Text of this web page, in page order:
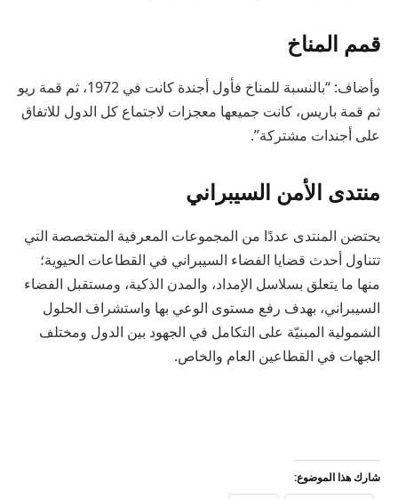
قمم المناخ
وأضاف: “بالنسبة للمناخ فأول أجندة كانت في 1972، ثم قمة ريو
ثم قمة باريس، كانت جميعها معجزات لاجتماع كل الدول للاتفاق
على أجندات مشتركة”.
منتدى الأمن السيبراني
يحتضن المنتدى عددًا من المجموعات المعرفية المتخصصة التي
تتناول أحدث قضايا الفضاء السيبراني في القطاعات الحيوية؛
منها ما يتعلق بسلاسل الإمداد، والمدن الذكية، ومستقبل الفضاء
السيبراني، بهدف رفع مستوى الوعي بها واستشراف الحلول
الشمولية المبنيّة على التكامل في الجهود بين الدول ومختلف
الجهات في القطاعين العام والخاص.
شارك هذا الموضوع: